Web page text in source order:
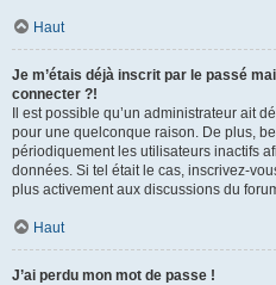
Haut
Je m’étais déjà inscrit par le passé
connecter ?!
Il est possible qu’un administrateur ait
pour une quelconque raison. De plus,
périodiquement les utilisateurs inactifs
données. Si tel était le cas, inscrivez-
plus activement aux discussions du
Haut
J’ai perdu mon mot de passe !